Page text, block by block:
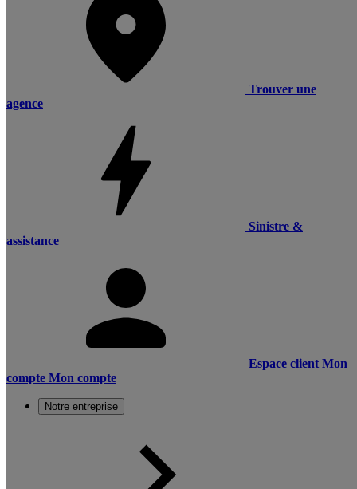
Trouver une
agence
Sinistre &
assistance
Espace client Mon
compte Mon compte
Notre entreprise